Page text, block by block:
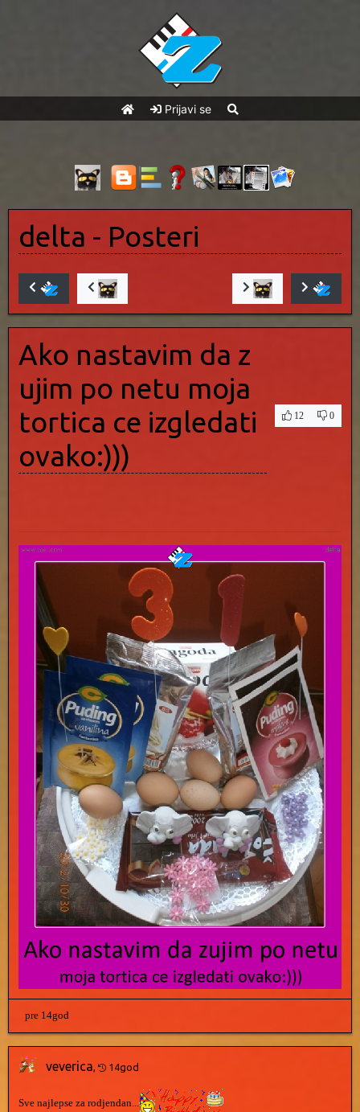
Prijavi se
delta - Posteri
Ako nastavim da z
ujim po netu moja
tortica ce izgledati
ovako:)))
12 0
pre 14god
veverica 14god
Sve najlepse za rodjendan...